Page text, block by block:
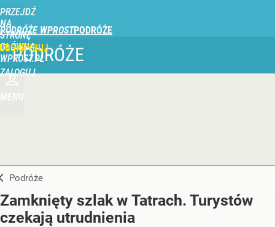
PRZEJDŹ
NA
STRONĘ
GŁÓWNĄ
WPROST.PL
PODRÓŻE WPROST
ZALOGUJ
MENU
PODRÓŻE
Podróże
Zamknięty szlak w Tatrach. Turystów
czekają utrudnienia